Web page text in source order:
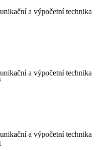
a výpočetní technika
a výpočetní technika
a výpočetní technika